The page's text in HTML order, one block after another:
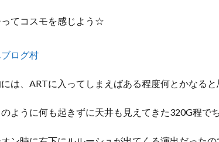
てコスモを感じよう☆
ログ村
は、ARTに入ってしまえばある程度何とかなる
ように何も起きずに天井も見えてきた320G程で